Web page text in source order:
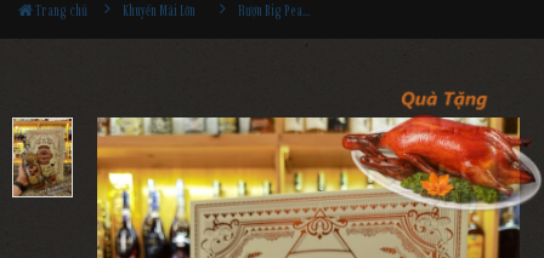
Trang chủ Khuyến Mãi Lớn Rượu Big Peat 12YO Hộp Quà